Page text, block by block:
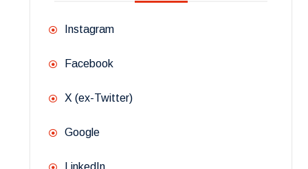
Instagram
Facebook
X (ex-Twitter)
Google
LinkedIn